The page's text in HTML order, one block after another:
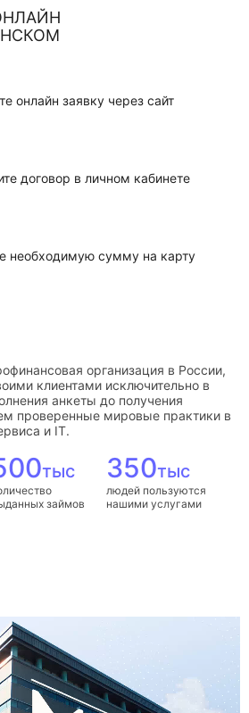
онлайн заявку через сайт
договор в личном кабинете
необходимую сумму на карту
организация в России,
клиентами исключительно в
анкеты до получения
проверенные мировые практики в
и IT.
тыс
займов
350тыс
людей пользуются
нашими услугами